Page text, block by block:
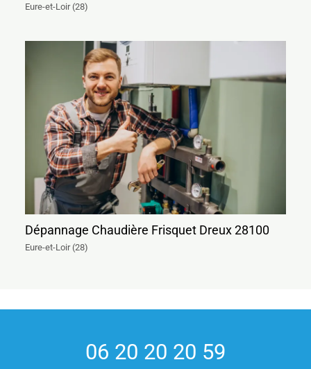
Eure-et-Loir (28)
Dépannage Chaudière Frisquet Dreux 28100
Eure-et-Loir (28)
06 20 20 20 59